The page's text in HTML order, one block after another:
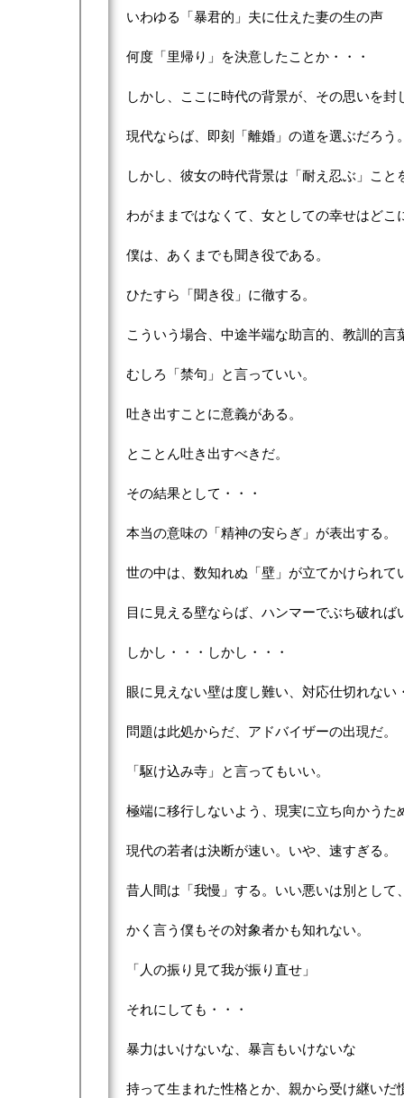
いわゆる「暴君的」夫に仕えた妻の生の声
何度「里帰り」を決意したことか・・・
しかし、ここに時代の背景が、その思いを封
現代ならば、即刻「離婚」の道を選ぶだろう
しかし、彼女の時代背景は「耐え忍ぶ」こと
わがままではなくて、女としての幸せはどこ
僕は、あくまでも聞き役である。
ひたすら「聞き役」に徹する。
こういう場合、中途半端な助言的、教訓的言
むしろ「禁句」と言っていい。
吐き出すことに意義がある。
とことん吐き出すべきだ。
その結果として・・・
本当の意味の「精神の安らぎ」が表出する。
世の中は、数知れぬ「壁」が立てかけられて
目に見える壁ならば、ハンマーでぶち破れば
しかし・・・しかし・・・
眼に見えない壁は度し難い、対応仕切れない
問題は此処からだ、アドバイザーの出現だ。
「駆け込み寺」と言ってもいい。
極端に移行しないよう、現実に立ち向かうた
現代の若者は決断が速い。いや、速すぎる。
昔人間は「我慢」する。いい悪いは別として
かく言う僕もその対象者かも知れない。
「人の振り見て我が振り直せ」
それにしても・・・
暴力はいけないな、暴言もいけないな
持って生まれた性格とか、親から受け継いだ